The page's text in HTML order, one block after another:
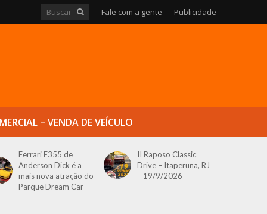
Fale com a gente Publicidade
– VENDA DE VEÍCULO
Ferrari F355 de
Anderson Dick é a
mais nova atração do
Parque Dream Car
II Raposo Classic
Drive – Itaperuna, RJ
– 19/9/2026